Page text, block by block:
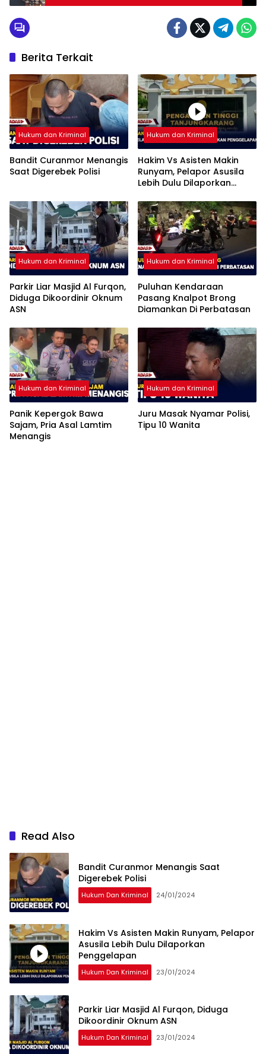
Berita Terkait
Hukum dan Kriminal
Bandit Curanmor Menangis
Saat Digerebek Polisi
Hukum dan Kriminal
Hakim Vs Asisten Makin
Runyam, Pelapor Asusila
Lebih Dulu Dilaporkan
Hukum dan Kriminal
Parkir Liar Masjid Al Furqon,
Diduga Dikoordinir Oknum
ASN
Hukum dan Kriminal
Puluhan Kendaraan
Pasang Knalpot Brong
Diamankan Di Perbatasan
Hukum dan Kriminal
Panik Kepergok Bawa
Sajam, Pria Asal Lamtim
Menangis
Hukum dan Kriminal
Juru Masak Nyamar Polisi,
Tipu 10 Wanita
Read Also
Bandit Curanmor Menangis Saat
Digerebek Polisi
Hukum Dan Kriminal 24/01/2024
Hakim Vs Asisten Makin Runyam, Pelapor
Asusila Lebih Dulu Dilaporkan
Penggelapan
Hukum Dan Kriminal 23/01/2024
Parkir Liar Masjid Al Furqon, Diduga
Dikoordinir Oknum ASN
Hukum Dan Kriminal 23/01/2024